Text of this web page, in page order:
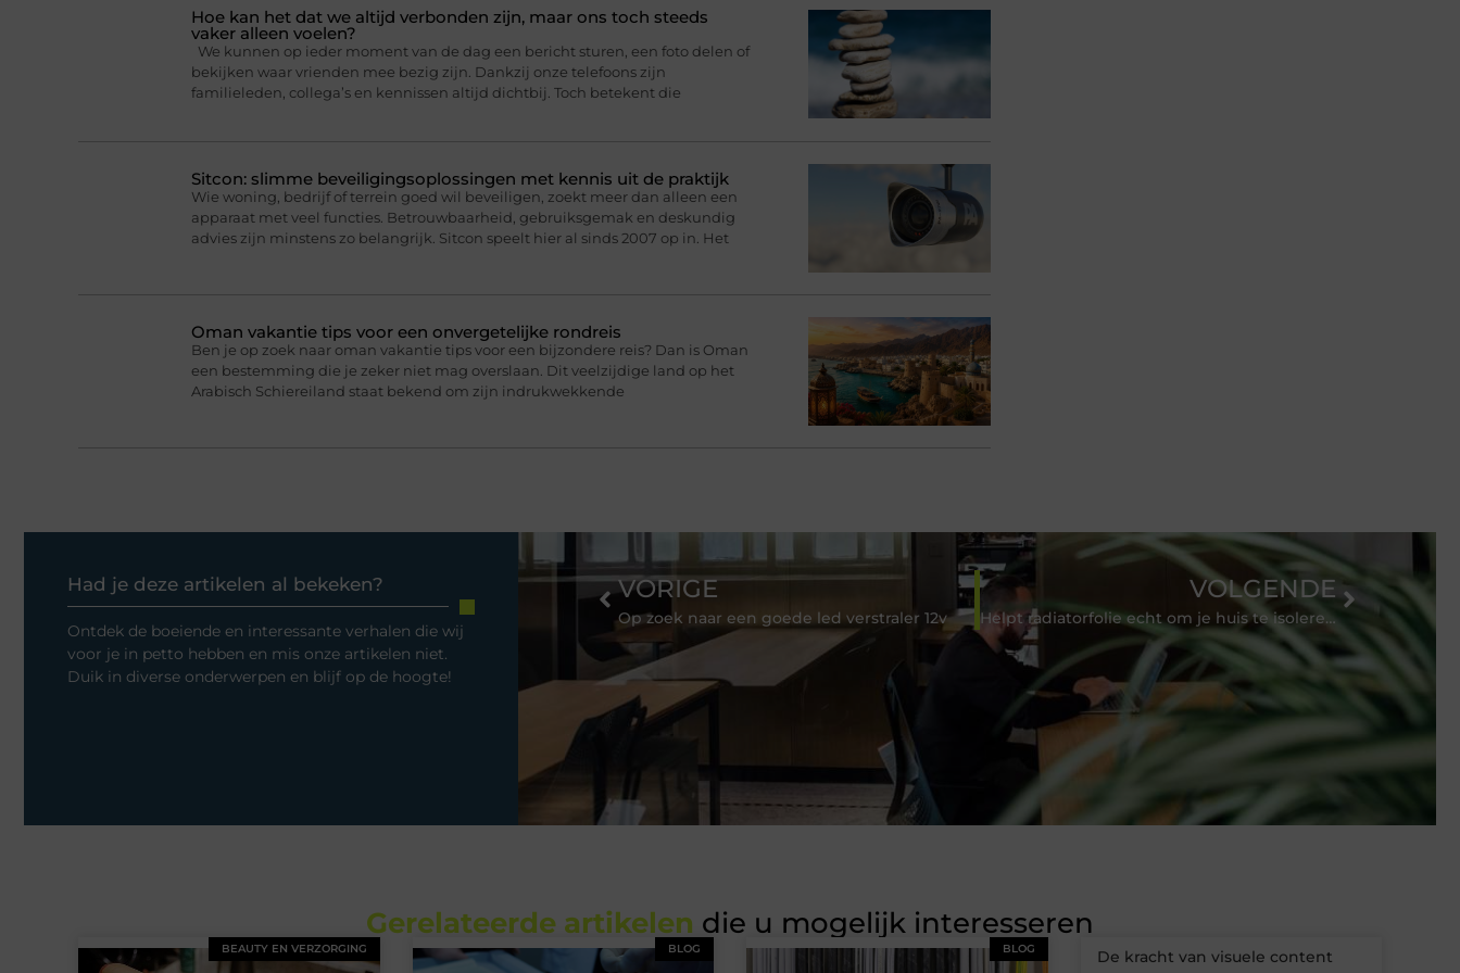
Hoe kan het dat we altijd verbonden zijn, maar ons toch steeds
vaker alleen voelen?
We kunnen op ieder moment van de dag een bericht sturen, een foto delen of
bekijken waar vrienden mee bezig zijn. Dankzij onze telefoons zijn
familieleden, collega’s en kennissen altijd dichtbij. Toch betekent die
Sitcon: slimme beveiligingsoplossingen met kennis uit de praktijk
Wie woning, bedrijf of terrein goed wil beveiligen, zoekt meer dan alleen een
apparaat met veel functies. Betrouwbaarheid, gebruiksgemak en deskundig
advies zijn minstens zo belangrijk. Sitcon speelt hier al sinds 2007 op in. Het
Oman vakantie tips voor een onvergetelijke rondreis
Ben je op zoek naar oman vakantie tips voor een bijzondere reis? Dan is Oman
een bestemming die je zeker niet mag overslaan. Dit veelzijdige land op het
Arabisch Schiereiland staat bekend om zijn indrukwekkende
Had je deze artikelen al bekeken?
Ontdek de boeiende en interessante verhalen die wij
voor je in petto hebben en mis onze artikelen niet.
Duik in diverse onderwerpen en blijf op de hoogte!
VORIGE
Op zoek naar een goede led verstraler 12v
VOLGENDE
Helpt radiatorfolie echt om je huis te isoleren?
Gerelateerde artikelen die u mogelijk interesseren
BEAUTY EN VERZORGING BLOG BLOG De kracht van visuele content